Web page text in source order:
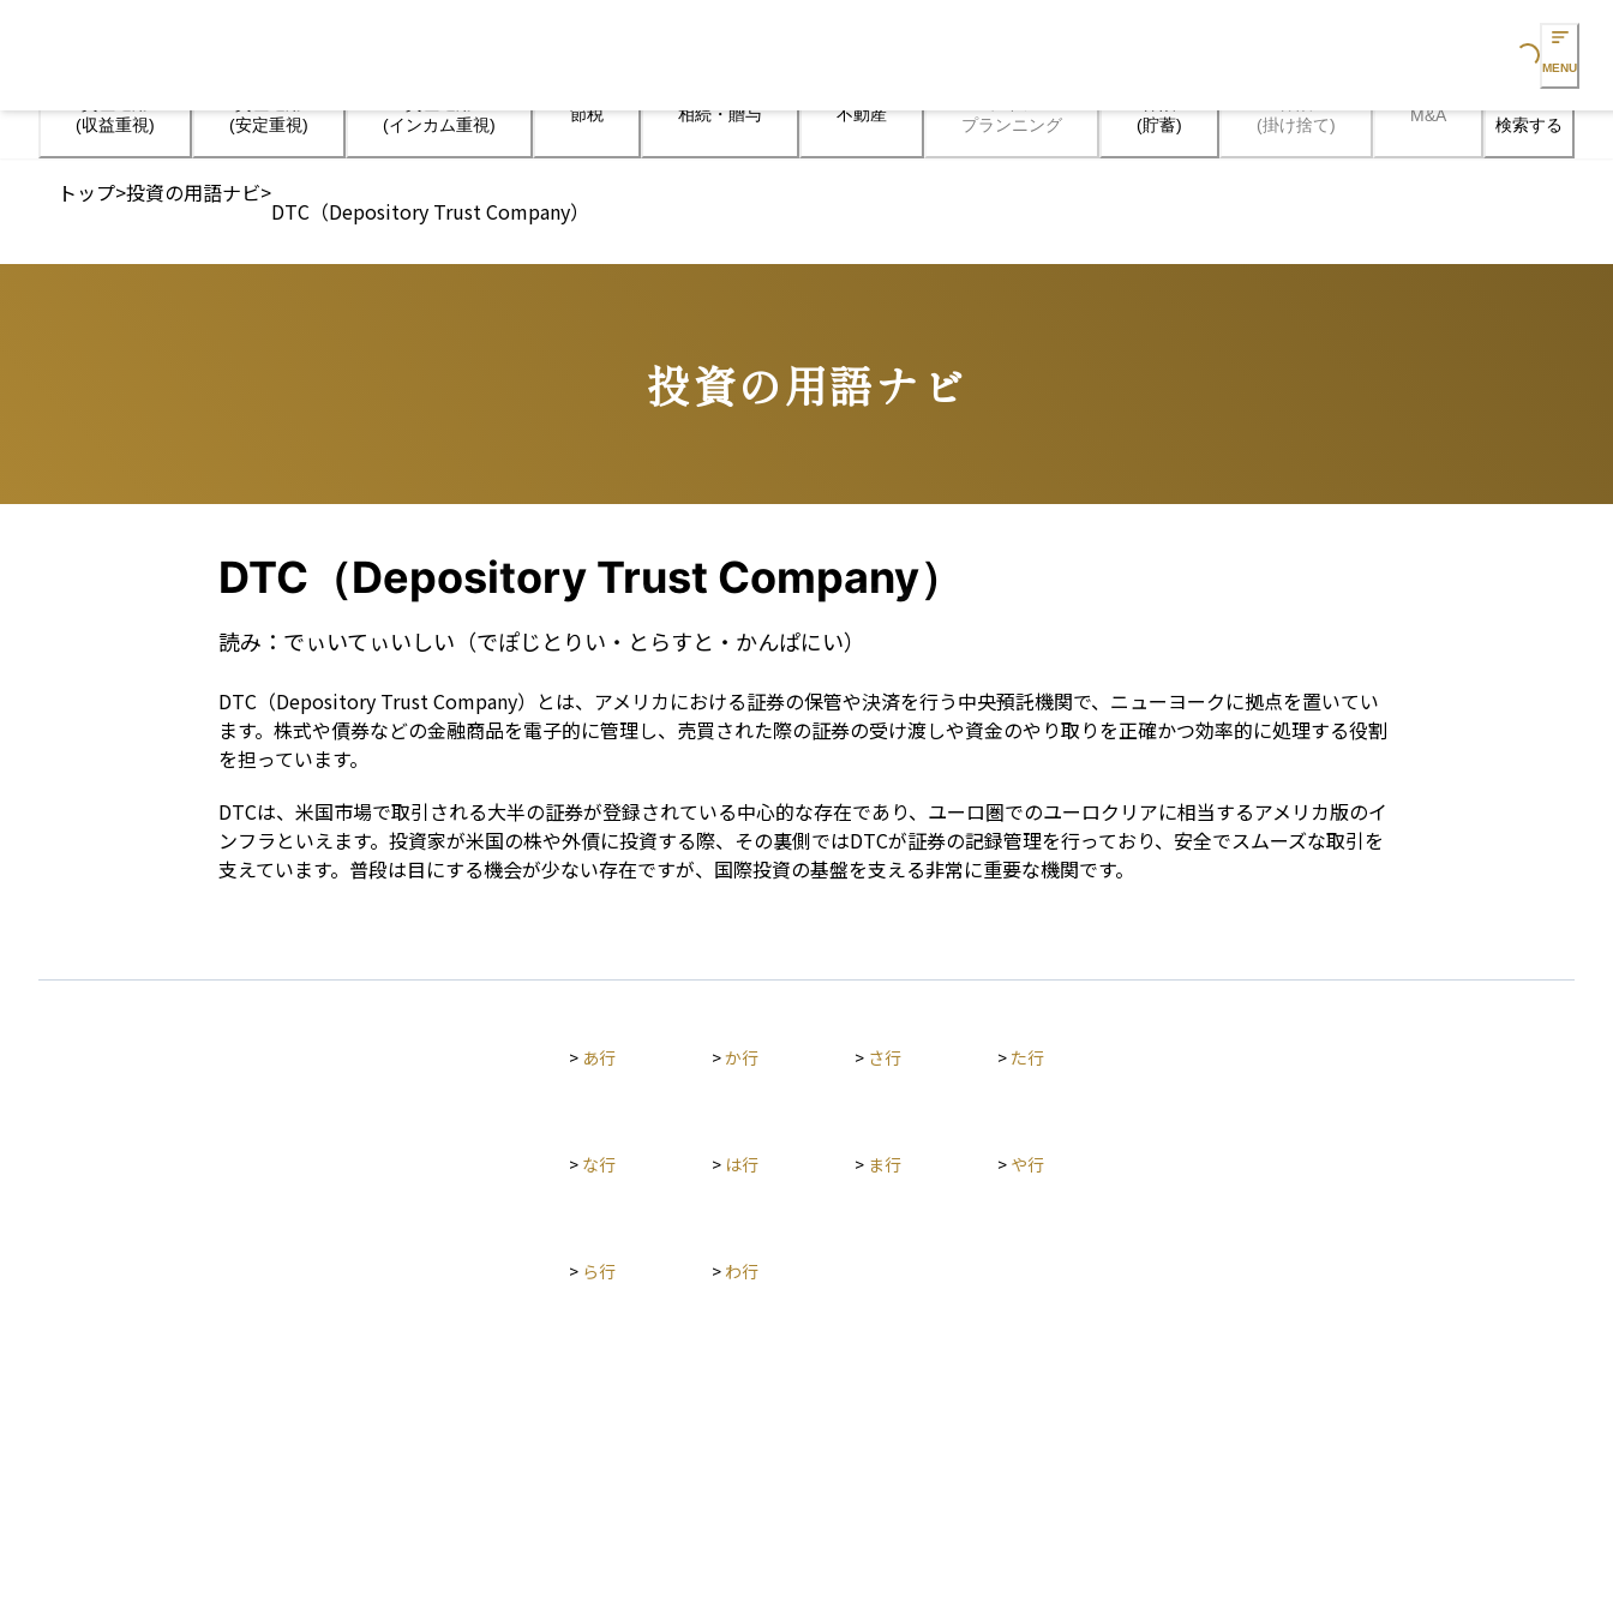
Loading...
MENU
(収益重視)
(安定重視)
(インカム重視)
節税 相続・贈与 不動産
プランニング
(貯蓄)
(掛け捨て)
M&A 検索する
トップ>投資の用語ナビ>
DTC（Depository Trust Company）
投資の用語ナビ
Terms
DTC（Depository Trust Company）
読み： でぃいてぃいしい（でぽじとりい・とらすと・かんぱにい）
DTC（Depository Trust Company）とは、アメリカにおける証券の保管や決済を行う中央預託機関で、ニューヨークに拠点を置いてい
ます。株式や債券などの金融商品を電子的に管理し、売買された際の証券の受け渡しや資金のやり取りを正確かつ効率的に処理する役割
を担っています。
DTCは、米国市場で取引される大半の証券が登録されている中心的な存在であり、ユーロ圏でのユーロクリアに相当するアメリカ版のイ
ンフラといえます。投資家が米国の株や外債に投資する際、その裏側ではDTCが証券の記録管理を行っており、安全でスムーズな取引を
支えています。普段は目にする機会が少ない存在ですが、国際投資の基盤を支える非常に重要な機関です。
> あ行 >か行 > さ行 > た行
> な行 > は行 > ま行 > や行
> ら行 > わ行